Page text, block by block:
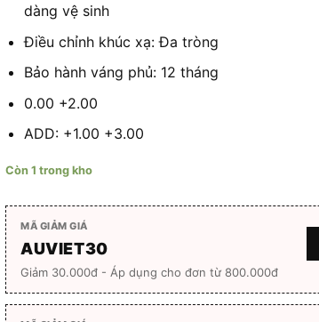
dàng vệ sinh
Điều chỉnh khúc xạ: Đa tròng
Bảo hành váng phủ: 12 tháng
0.00 +2.00
ADD: +1.00 +3.00
Còn 1 trong kho
MÃ GIẢM GIÁ
AUVIET30
Giảm 30.000đ - Áp dụng cho đơn từ 800.000đ